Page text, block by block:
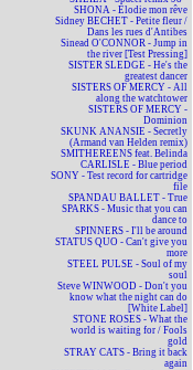
SHONA - Elodie mon rêve
Sidney BECHET - Petite fleur /
Dans les rues d'Antibes
Sinead O'CONNOR - Jump in
the river [Test Pressing]
SISTER SLEDGE - He's the
greatest dancer
SISTERS OF MERCY - All
along the watchtower
SISTERS OF MERCY -
Dominion
SKUNK ANANSIE - Secretly
(Armand van Helden remix)
SMITHEREENS feat. Belinda
CARLISLE - Blue period
SONY - Test record for cartridge
file
SPANDAU BALLET - True
SPARKS - Music that you can
dance to
SPINNERS - I'll be around
STATUS QUO - Can't give you
more
STEEL PULSE - Soul of my
soul
Steve WINWOOD - Don't you
know what the night can do
[White Label]
STONE ROSES - What the
world is waiting for / Fools
gold
STRAY CATS - Bring it back
again